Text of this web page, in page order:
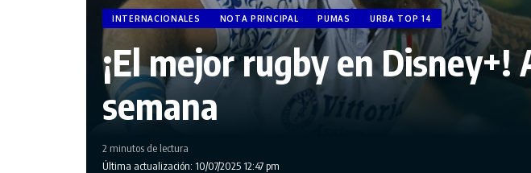
INTERNACIONALES NOTA PRINCIPAL PUMAS URBA TOP 14
¡El mejor rugby en
semana
Última actualización: 10/07/2025 12:47 pm
2 minutos de lectura